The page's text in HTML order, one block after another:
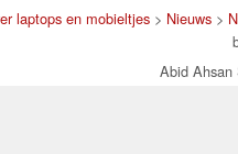
laptops en mobieltjes > Nieuws >
Abid Ahsan